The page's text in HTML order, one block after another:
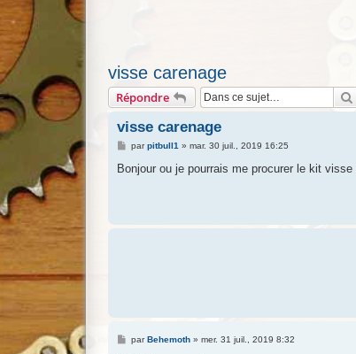
visse carenage
Répondre
visse carenage
M
s
parpitbull1 » mar. 30 juil., 2019 16:25
Bonjour ou je pourrais me procurer le kit
MparBehemoth» mer. 31 juil., 2019 8:32